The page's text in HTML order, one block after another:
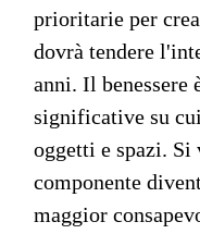
prioritarie per
dovrà tendere
anni. Il benessere
significative su
oggetti e spazi. Si
componente
maggior